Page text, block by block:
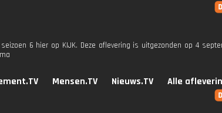
6 hier op KIJK. Deze aflevering is uitgezonden op 4
Mensen.TV Nieuws.TV Alle